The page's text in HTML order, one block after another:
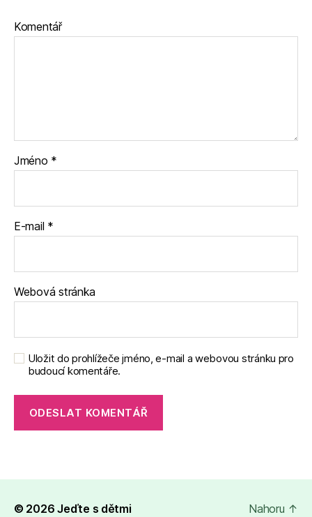
Komentář
Jméno *
E-mail *
Webová stránka
Uložit do prohlížeče jméno, e-mail a webovou stránku pro
budoucí komentáře.
© 2026Jeďte s dětmi Nahoru ↑